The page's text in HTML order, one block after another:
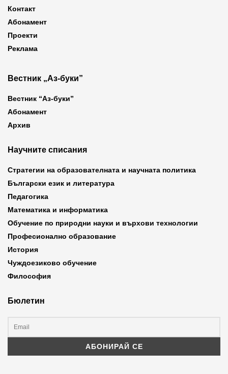
Контакт
Абонамент
Проекти
Реклама
Вестник „Аз-буки”
Вестник “Аз-буки”
Абонамент
Архив
Научните списания
Стратегии на образователната и научната политика
Български език и литература
Педагогика
Математика и информатика
Обучение по природни науки и върхови технологии
Професионално образование
История
Чуждоезиково обучение
Философия
Бюлетин